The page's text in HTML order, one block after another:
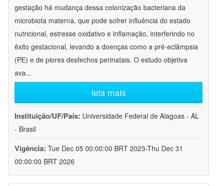
gestação há mudança dessa colonização bacteriana da
microbiota materna, que pode sofrer influência do estado
nutricional, estresse oxidativo e inflamação, interferindo no
êxito gestacional, levando a doenças como a pré-eclâmpsia
(PE) e de piores desfechos perinatais. O estudo objetiva
ava...
leia mais
Instituição/UF/País: Universidade Federal de Alagoas - AL
- Brasil
Vigência: Tue Dec 05 00:00:00 BRT 2023-Thu Dec 31
00:00:00 BRT 2026